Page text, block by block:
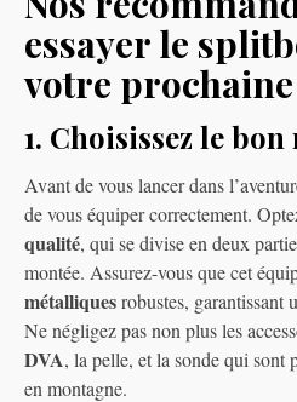
essayer le
votre
1. Choisissez le
Avant de vous lancer dans
de vous équiper correctement.
qualité, qui se divise en deux
montée. Assurez-vous que cet
métalliquesrobustes, garantissant
Ne négligez pas non plus les
DVA, la pelle, et la sonde qui
en montagne.